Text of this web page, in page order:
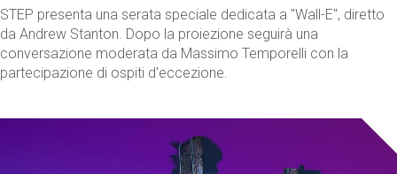
STEP presenta una serata speciale dedicata a "Wall-E", diretto
da Andrew Stanton. Dopo la proiezione seguirà una
conversazione moderata da Massimo Temporelli con la
partecipazione di ospiti d'eccezione.